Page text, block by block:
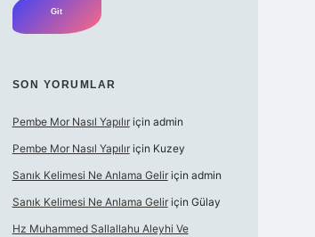
SON YORUMLAR
Pembe Mor Nasıl Yapılıriçin admin
Pembe Mor Nasıl Yapılıriçin Kuzey
Sanık Kelimesi Ne Anlama Geliriçin admin
Sanık Kelimesi Ne Anlama Geliriçin Gülay
Hz Muhammed Sallallahu Aleyhi Ve